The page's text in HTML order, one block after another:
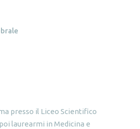
presso il Liceo Scientifico
laurearmi in Medicina e